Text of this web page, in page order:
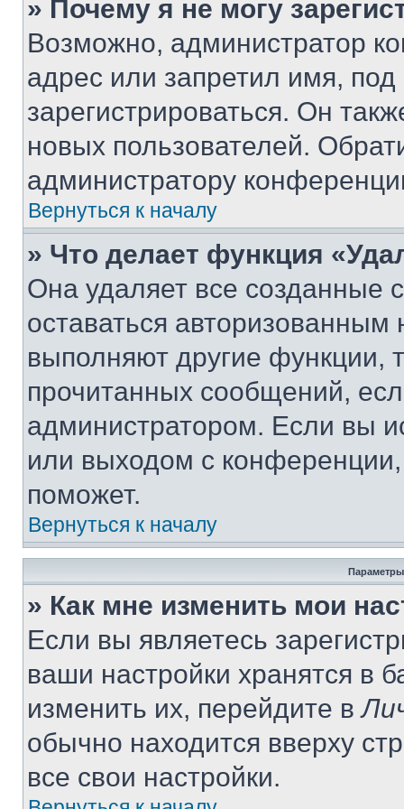
» Почему я не могу
Возможно, администратор
адрес или запретил имя,
зарегистрироваться. Он
новых пользователей.
администратору
Вернуться к началу
» Что делает функция
Она удаляет все созданные
оставаться
выполняют другие функции,
прочитанных сообщений,
администратором. Если вы
или выходом с
поможет.
Вернуться к началу
Параметры
» Как мне изменить мои
Если вы являетесь
ваши настройки хранятся в
изменить их, перейдите в
обычно находится вверху
все свои настройки.